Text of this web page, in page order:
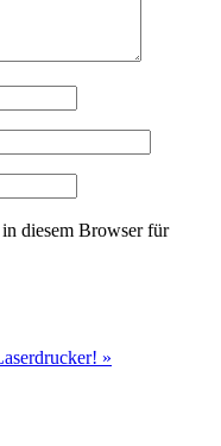
diesem Browser für
»